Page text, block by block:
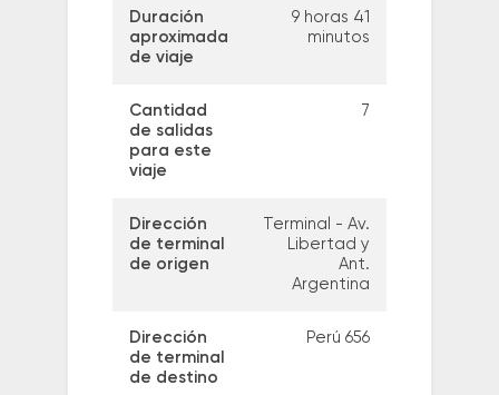
Duración
aproximada
de viaje
9 horas 41
minutos
Cantidad
de salidas
para este
viaje
7
Dirección
de terminal
de origen
Terminal - Av.
Libertad y
Ant.
Argentina
Dirección
de terminal
de destino
Perú 656